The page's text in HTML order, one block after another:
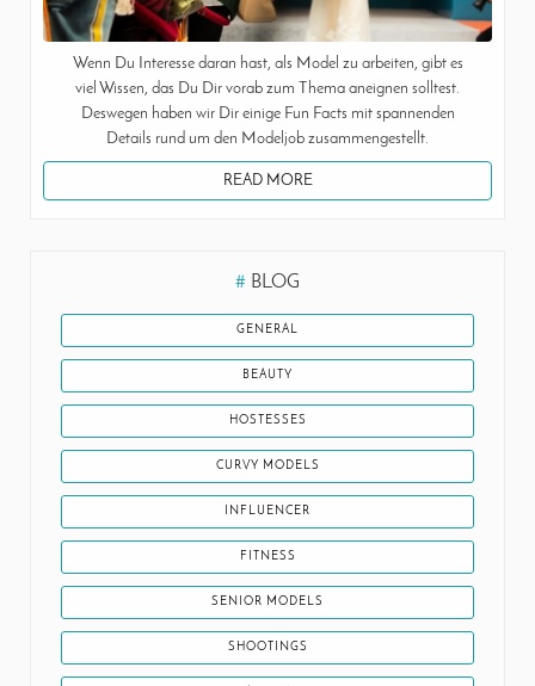
Wenn Du Interesse daran hast, als Model zu arbeiten, gibt es
viel Wissen, das Du Dir vorab zum Thema aneignen solltest.
Deswegen haben wir Dir einige Fun Facts mit spannenden
Details rund um den Modeljob zusammengestellt.
READ MORE
# BLOG
GENERAL
BEAUTY
HOSTESSES
CURVY MODELS
INFLUENCER
FITNESS
SENIOR MODELS
SHOOTINGS